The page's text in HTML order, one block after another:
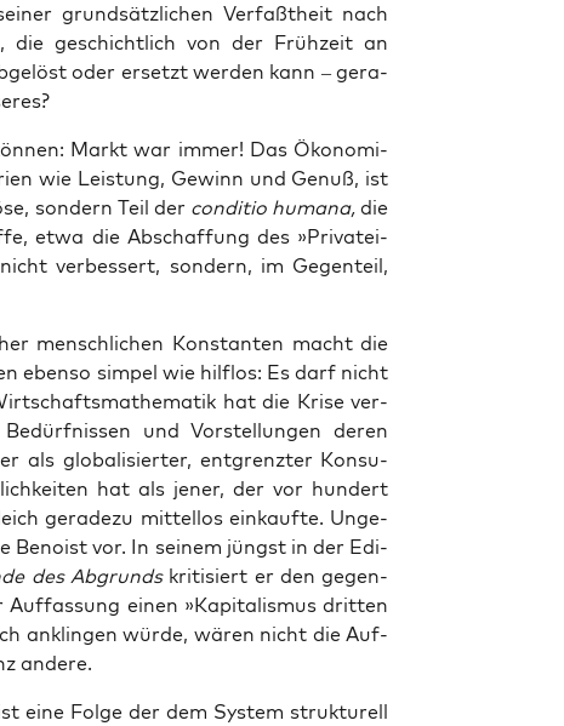
grund­sätz­li­chen Ver­faßt­heit nach
geschicht­lich von der Früh­zeit an
oder ersetzt wer­den kann – gera­
Markt war immer! Das Öko­no­mi­
wie Leis­tung, Gewinn und Genuß, ist
son­dern Teil der con­di­tio huma­na, die
etwa die Abschaf­fung des »Pri­vat­ei­
ver­bes­sert, son­dern, im Gegen­teil,
mensch­li­chen Kon­stan­ten macht die
eben­so sim­pel wie hilf­los: Es darf nicht
hat die Kri­se ver­
und Vor­stel­lun­gen deren
als glo­ba­li­sier­ter, ent­grenz­ter Kon­su­
hat als jener, der vor hun­dert
gera­de­zu mit­tel­los ein­kauf­te. Unge­
Benoist vor. In sei­nem jüngst in der Edi­
des Abgrundskri­ti­siert er den gegen­
einen »Kapi­ta­lis­mus drit­ten
anklin­gen wür­de, wären nicht die Auf­
andere.
eine Fol­ge der dem Sys­tem struk­tu­rell